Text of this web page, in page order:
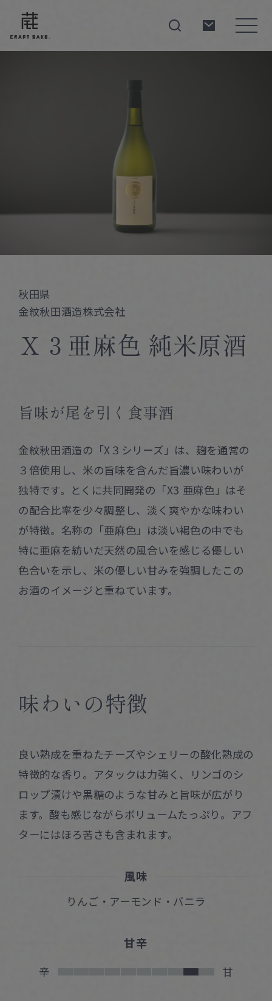
Products
Producers
秋田県
金紋秋田酒造株式会社
Ｘ３亜麻色 純米原酒
旨味が尾を引く食事酒
金紋秋田酒造の「X３シリーズ」は、麹を通常の
３倍使用し、米の旨味を含んだ旨濃い味わいが
独特です。とくに共同開発の「X3 亜麻色」はそ
の配合比率を少々調整し、淡く爽やかな味わい
が特徴。名称の「亜麻色」は淡い褐色の中でも
特に亜麻を紡いだ天然の風合いを感じる優しい
色合いを示し、米の優しい甘みを強調したこの
お酒のイメージと重ねています。
味わいの特徴
良い熟成を重ねたチーズやシェリーの酸化熟成の
特徴的な香り。アタックは力強く、リンゴのシ
ロップ漬けや黒糖のような甘みと旨味が広がり
ます。酸も感じながらボリュームたっぷり。アフ
ターにはほろ苦さも含まれます。
風味
りんご・アーモンド・バニラ
甘辛
辛 甘